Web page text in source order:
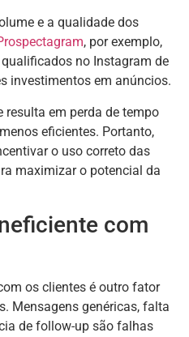
e a qualidade dos
, por exemplo,
no Instagram de
investimentos em anúncios.
resulta em perda de tempo
eficientes. Portanto,
o uso correto das
maximizar o potencial da
com
os clientes é outro fator
Mensagens genéricas, falta
de follow-up são falhas